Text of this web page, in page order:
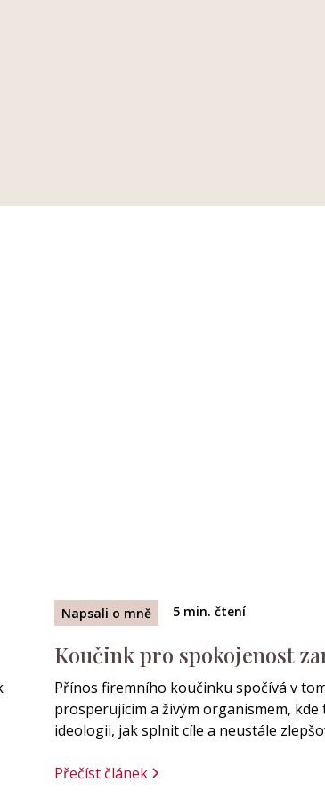
Napsali o mně 5 min. čtení
Koučink pro spokojenost
Přínos firemního koučinku spočívá v
prosperujícím a živým organismem,
ideologii, jak splnit cíle a neustále
Přečíst článek